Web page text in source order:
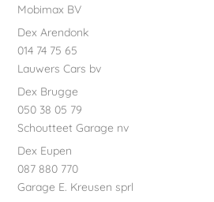
Mobimax BV
Dex Arendonk
014 74 75 65
Lauwers Cars bv
Dex Brugge
050 38 05 79
Schoutteet Garage nv
Dex Eupen
087 880 770
Garage E. Kreusen sprl